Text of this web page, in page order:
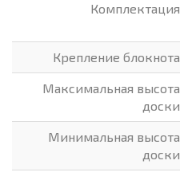
Комплектация
Крепление блокнота
Максимальная высота
доски
Минимальная высота
доски